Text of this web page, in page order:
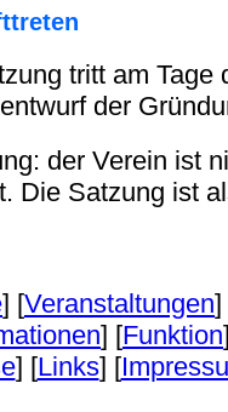
tritt am
der
der Verein ist
Die Satzung ist
] [Veranstaltungen]
] [Funktion
] [Links] [